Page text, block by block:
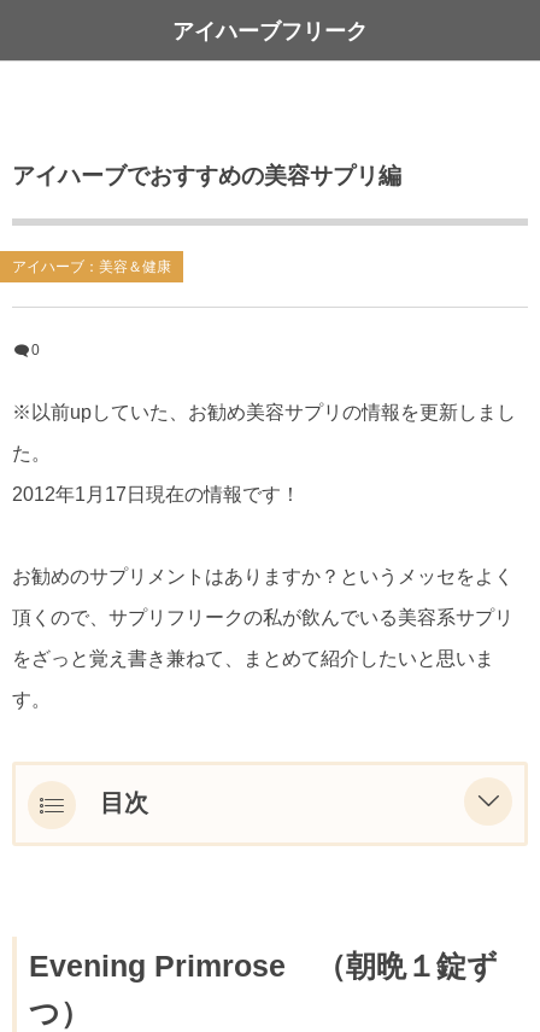
アイハーブフリーク
アイハーブでおすすめの美容サプリ編
アイハーブ：美容＆健康
0
※以前upしていた、お勧め美容サプリの情報を更新しまし
た。
2012年1月17日現在の情報です！
お勧めのサプリメントはありますか？というメッセをよく
頂くので、サプリフリークの私が飲んでいる美容系サプリ
をざっと覚え書き兼ねて、まとめて紹介したいと思いま
す。
目次
Evening Primrose （朝晩１錠ず
つ）